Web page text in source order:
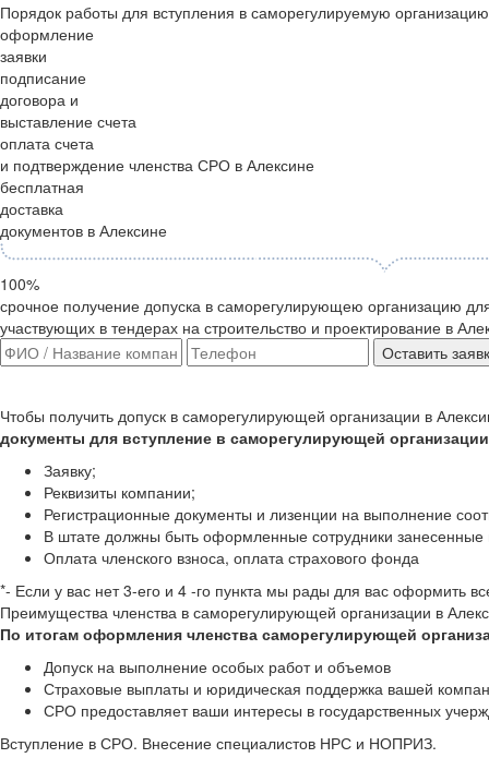
Порядок работы для вступления в саморегулируемую
оформление
заявки
подписание
договора и
выставление счета
оплата счета
и подтверждение членства СРО в Алексине
бесплатная
доставка
документов в Алексине
100%
срочное получение допуска в саморегулирующею организацию
участвующих в тендерах на строительство и проектирование в
Чтобы получить допуск в саморегулирующей организации в
документы для вступление в саморегулирующей
Заявку;
Реквизиты компании;
Регистрационные документы и лизенции на выполнение
В штате должны быть оформленные сотрудники занесенные
Оплата членского взноса, оплата страхового фонда
*- Если у вас нет 3-его и 4 -го пункта мы рады для вас оформить
Преимущества членства в саморегулирующей организации в
По итогам оформления членства саморегулирующей
Допуск на выполнение особых работ и объемов
Страховые выплаты и юридическая поддержка вашей
СРО предоставляет ваши интересы в государственных
Вступление в СРО. Внесение специалистов НРС и НОПРИЗ.